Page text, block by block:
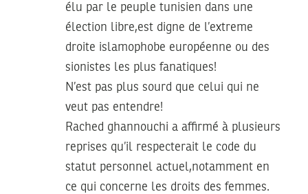
élu par le peuple tunisien dans une
élection libre,est digne de l’extreme
droite islamophobe européenne ou des
sionistes les plus fanatiques!
N’est pas plus sourd que celui qui ne
veut pas entendre!
Rached ghannouchi a affirmé à plusieurs
reprises qu’il respecterait le code du
statut personnel actuel,notamment en
ce qui concerne les droits des femmes.